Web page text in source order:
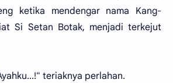
ketika mendengar nama Kang-
Si Setan Botak, menjadi terkejut
teriaknya perlahan.